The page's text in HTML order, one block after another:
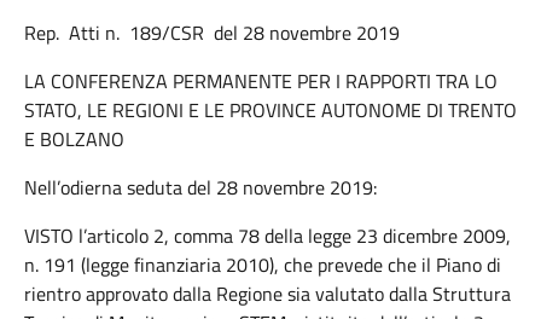
Rep. Atti n. 189/CSR del 28 novembre 2019
LA CONFERENZA PERMANENTE PER I RAPPORTI TRA LO
STATO, LE REGIONI E LE PROVINCE AUTONOME DI TRENTO
E BOLZANO
Nell’odierna seduta del 28 novembre 2019:
VISTO l’articolo 2, comma 78 della legge 23 dicembre 2009,
n. 191 (legge finanziaria 2010), che prevede che il Piano di
rientro approvato dalla Regione sia valutato dalla Struttura